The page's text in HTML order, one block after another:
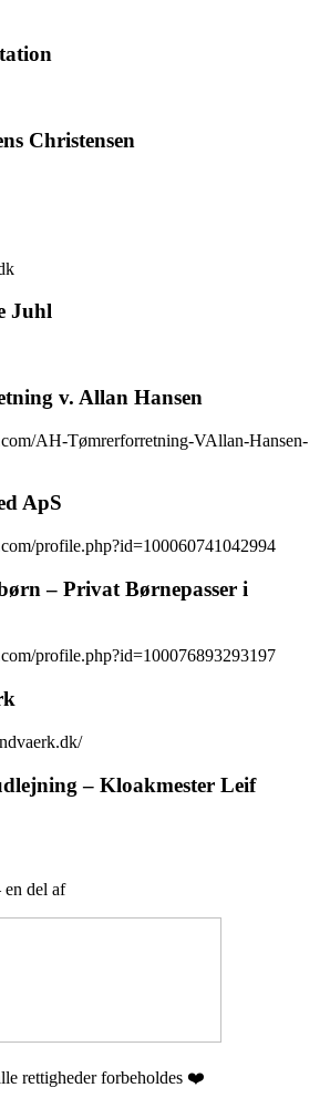
Christensen
Juhl
v. Allan Hansen
AH-Tømrerforretning-VAllan-Hansen-
ApS
profile.php?id=100060741042994
– Privat Børnepasser i
profile.php?id=100076893293197
– Kloakmester Leif
en del af
rettigheder forbeholdes ❤️